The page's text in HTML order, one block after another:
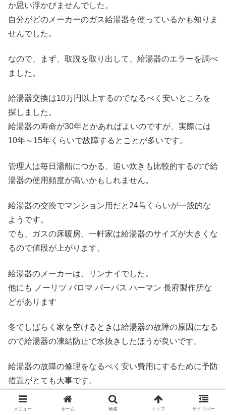
か思い浮かびませんでした。
自分がどのメーカーのガス給湯器を使っているかも知りま
せんでした。
なので、まず、取説を取り出して、給湯器のエラーを調べ
ました。
給湯器交換は10万円以上するのでなるべく安いところを
探しました。
給湯器の寿命が30年とかあればよいのですが、実際には
10年～15年くらいで故障するとことが多いです。
管理人は毎日湯船につかる、追い炊きも比較的するので給
湯器の使用頻度が高いかもしれません。
給湯器の交換でマンション用だと24号くらいが一般的な
ようです。
でも、ガスの床暖房、一軒家は給湯器のサイズが大きくな
るので値段が上がります。
給湯器のメーカーは、リンナイでした。
他にも ノーリツ パロマ パーパス ハーマン 長府製作所な
どがあります
冬でしばらく家を空けるときは給湯器の故障の原因になる
ので給湯器の凍結防止で水抜きしたほうが良いです。
給湯器の故障の修理をなるべく安い費用にするために予防
措置がとても大事です。
少し時間的に余裕があるなら給湯器交換でホームセンター
メニュー ホーム 検索 トップ サイドバー